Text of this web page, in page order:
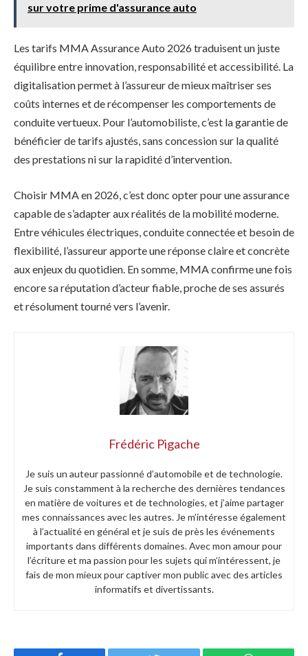
sur votre prime d'assurance auto
Les tarifs MMA Assurance Auto 2026 traduisent un juste
équilibre entre innovation, responsabilité et accessibilité. La
digitalisation permet à l’assureur de mieux maîtriser ses
coûts internes et de récompenser les comportements de
conduite vertueux. Pour l’automobiliste, c’est la garantie de
bénéficier de tarifs ajustés, sans concession sur la qualité
des prestations ni sur la rapidité d’intervention.
Choisir MMA en 2026, c’est donc opter pour une assurance
capable de s’adapter aux réalités de la mobilité moderne.
Entre véhicules électriques, conduite connectée et besoin de
flexibilité, l’assureur apporte une réponse claire et concrète
aux enjeux du quotidien. En somme, MMA confirme une fois
encore sa réputation d’acteur fiable, proche de ses assurés
et résolument tourné vers l’avenir.
Frédéric Pigache
Je suis un auteur passionné d’automobile et de technologie.
Je suis constamment à la recherche des dernières tendances
en matière de voitures et de technologies, et j’aime partager
mes connaissances avec les autres. Je m’intéresse également
à l’actualité en général et je suis de près les événements
importants dans différents domaines. Avec mon amour pour
l’écriture et ma passion pour les sujets qui m’intéressent, je
fais de mon mieux pour captiver mon public avec des articles
informatifs et divertissants.